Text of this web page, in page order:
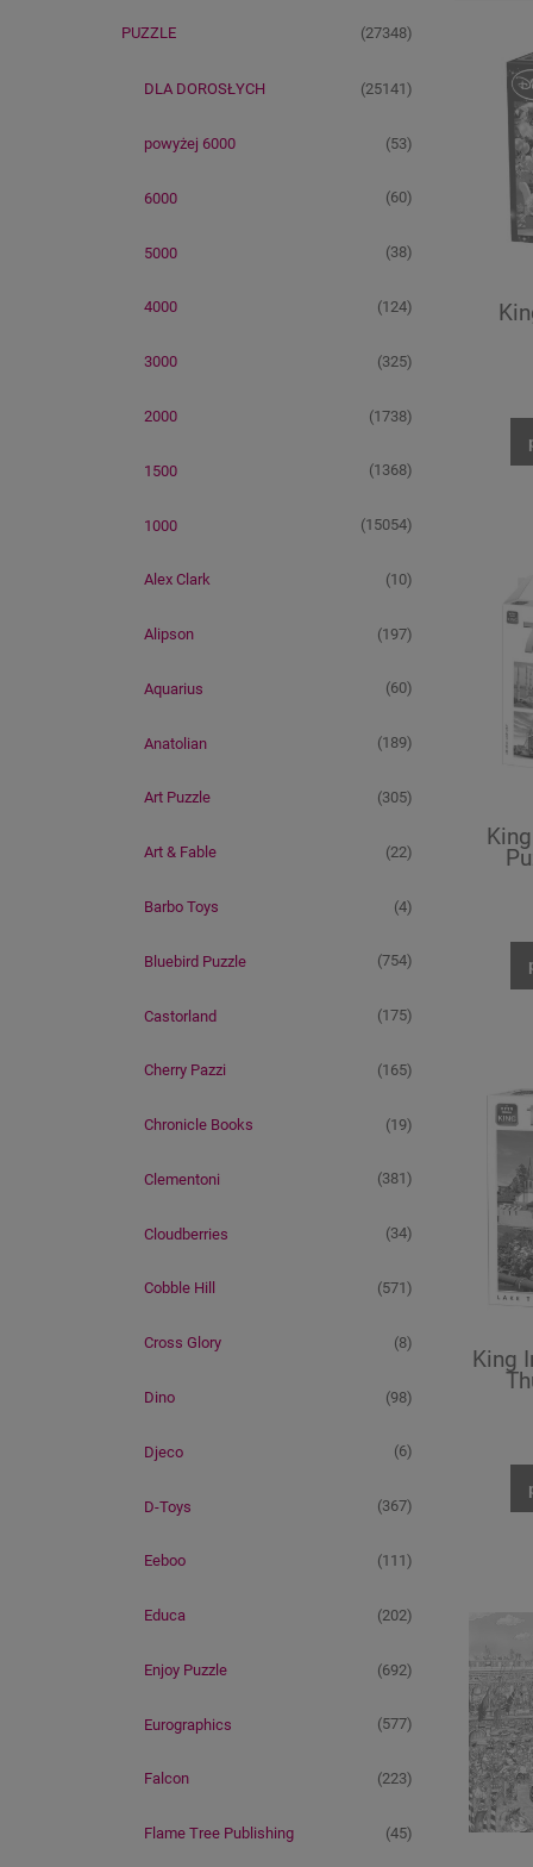
PUZZLE (27348)
DLA DOROSŁYCH (25141)
powyżej 6000 (53)
6000 (60)
5000 (38)
4000 (124)
3000 (325)
2000 (1738)
1500 (1368)
1000 (15054)
Alex Clark (10)
Alipson (197)
Aquarius (60)
Anatolian (189)
Art Puzzle (305)
Art & Fable (22)
Barbo Toys (4)
Bluebird Puzzle (754)
Castorland (175)
Cherry Pazzi (165)
Chronicle Books (19)
Clementoni (381)
Cloudberries (34)
Cobble Hill (571)
Cross Glory (8)
Dino (98)
Djeco (6)
D-Toys (367)
Eeboo (111)
Educa (202)
Enjoy Puzzle (692)
Eurographics (577)
Falcon (223)
Flame Tree Publishing (45)
King